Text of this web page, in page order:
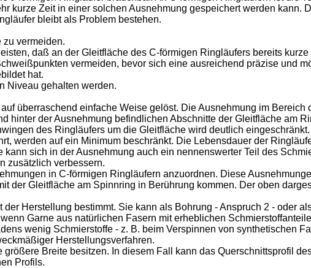
kurze Zeit in einer solchen Ausnehmung gespeichert werden kann.
bleibt als Problem bestehen.
zu vermeiden.
daß an der Gleitfläche des C-förmigen Ringläufers bereits
vermeiden, bevor sich eine ausreichend präzise und
hat.
Niveau gehalten werden.
überraschend einfache Weise gelöst. Die Ausnehmung im Bereich
hinter der Ausnehmung befindlichen Abschnitte der Gleitfläche am
des Ringläufers um die Gleitfläche wird deutlich
werden auf ein Minimum beschränkt. Die Lebensdauer der
sich in der Ausnehmung auch ein nennenswerter Teil des
zusätzlich verbessern.
in C-förmigen Ringläufern anzuordnen. Diese
der Gleitfläche am Spinnring in Berührung kommen. Der oben
Herstellung bestimmt. Sie kann als Bohrung - Anspruch 2 - oder
Garne aus natürlichen Fasern mit erheblichen
wenig Schmierstoffe - z. B. beim Verspinnen von synthetischen
Herstellungsverfahren.
Breite besitzen. In diesem Fall kann das Querschnittsprofil
Profils.